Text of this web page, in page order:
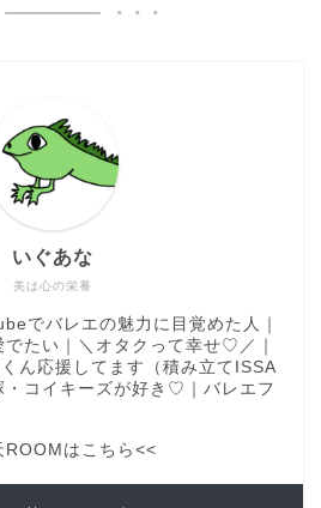
美は心の栄養
いぐあな
でバレエの魅力に目覚めた人｜
たい｜＼オタクって幸せ♡／｜
ん応援してます（積み立てISSA
・コイキーズが好き♡｜バレエフ
ROOMはこちら<<